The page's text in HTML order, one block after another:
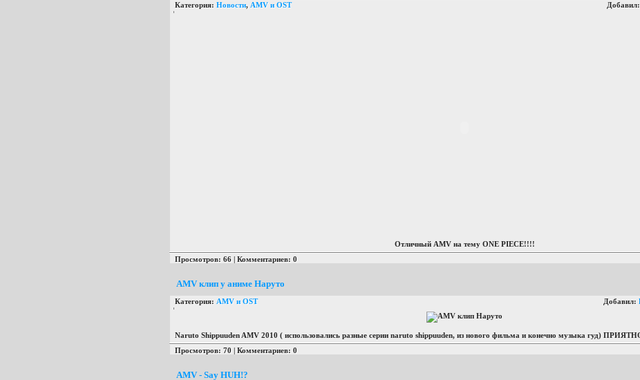
Добавил:
Категория: Новости, AMV и OST
Отличный AMV на тему ONE PIECE!!!!
Просмотров: 66 | Комментариев: 0
AMV клип у аниме Наруто
Добавил:
Категория: AMV и OST
Naruto Shippuuden AMV 2010 ( использовались разные серии naruto shippuuden, из нового фильма и конечно музыка гуд)
Просмотров: 70 | Комментариев: 0
AMV - Say HUH!?